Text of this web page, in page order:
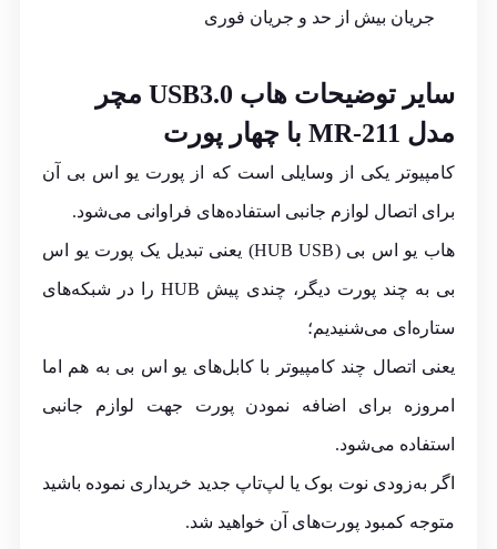
جریان بیش از حد و جریان فوری
سایر توضیحات هاب USB3.0 مچر
مدل MR-211 با چهار پورت
کامپیوتر یکی از وسایلی است که از پورت یو اس بی آن
برای اتصال لوازم جانبی استفاده‌های فراوانی می‌شود.
هاب یو اس بی ( HUBUSB) یعنی تبدیل یک پورت یو اس
بی به چند پورت دیگر، چندی پیش HUB را در شبکه‌های
ستاره‌ای می‌شنیدیم؛
یعنی اتصال چند کامپیوتر با کابل‌های یو اس بی به هم اما
امروزه برای اضافه نمودن پورت جهت لوازم جانبی
استفاده می‌شود.
اگر به‌زودی نوت بوک یا لپ‌تاپ جدید خریداری نموده باشید
متوجه کمبود پورت‌های آن خواهید شد.